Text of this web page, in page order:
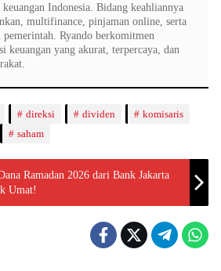
Indonesia. Bidang keahliannya
multifinance, pinjaman online, serta
pemerintah. Ryando berkomitmen
keuangan yang akurat, terpercaya, dan
direksi dividen
komisaris
saham
Ramadan 2026 dari Bank Jakarta
Umat!